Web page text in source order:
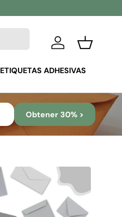
Iniciar sesión
Cesta
ETIQUETAS ADHESIVAS
Obtener 30% >